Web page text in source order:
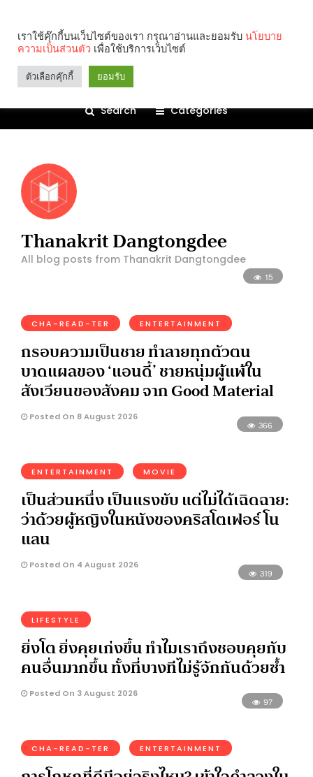
Search Categories
Thanakrit Dangtongdee
All blog posts from Thanakrit Dangtongdee
15
CHA-READ-TER ENTERTAINMENT
กรอบความเป็นชาย ทำลายทุกตัวตน
บาดแผลของ ‘แอนดี้’ ชายหนุ่มผู้แพ้ใน
สังเวียนของสังคม จาก Good Material
Posted On 8 August 2026
366
ENTERTAINMENT MOVIE
เป็นส่วนหนึ่ง เป็นแรงขับ แต่ไม่ได้เฉิดฉาย:
ว่าด้วยผู้หญิงในหนังของคริสโตเฟอร์ โน
แลน
Posted On 4 August 2026
319
LIFESTYLE
ยิ่งโต ยิ่งคุยเก่งขึ้น ทำไมเราถึงชอบคุยกับ
คนอื่นมากขึ้น ทั้งที่บางทีไม่รู้จักกันด้วยซ้ำ
Posted On 3 August 2026
97
CHA-READ-TER ENTERTAINMENT
เราใช้คุ๊กกี้บนเว็บไซต์ของเรา กรุณาอ่านและยอมรับ นโยบาย
ความเป็นส่วนตัว เพื่อใช้บริการเว็บไซต์
ตัวเลือกคุ๊กกี้ ยอมรับ